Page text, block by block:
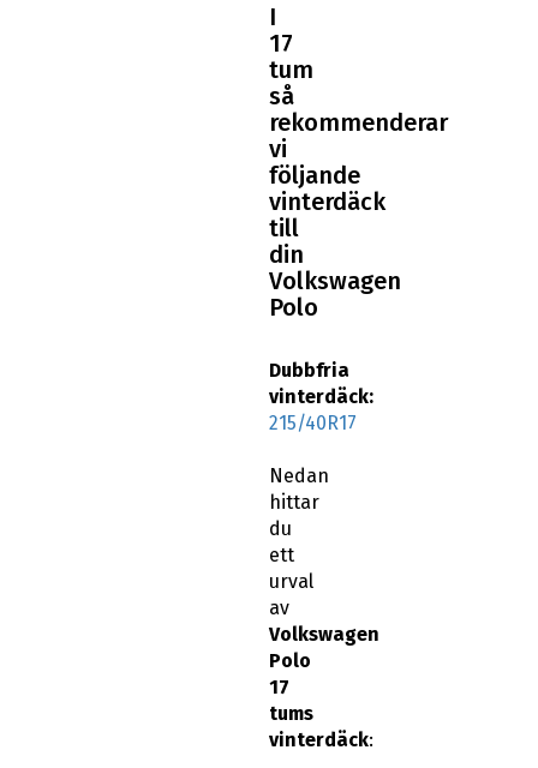
I
17
tum
så
rekommenderar
vi
följande
vinterdäck
till
din
Volkswagen
Polo
Dubbfria
vinterdäck:
215/40R17
Nedan
hittar
du
ett
urval
av
Volkswagen
Polo
17
tums
vinterdäck: